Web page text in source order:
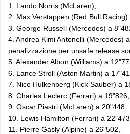
1. Lando Norris (McLaren),
2. Max Verstappen (Red Bull Racing)
3. George Russell (Mercedes) a
4. Andrea Kimi Antonelli (Mercedes)
penalizzazione per unsafe release
5. Alexander Albon (Williams) a
6. Lance Stroll (Aston Martin) a
7. Nico Hulkenberg (Kick Sauber) a
8. Charles Leclerc (Ferrari) a 19"826,
9. Oscar Piastri (McLaren) a 20"448,
10. Lewis Hamilton (Ferrari) a 22"473,
11. Pierre Gasly (Alpine) a 26"502,